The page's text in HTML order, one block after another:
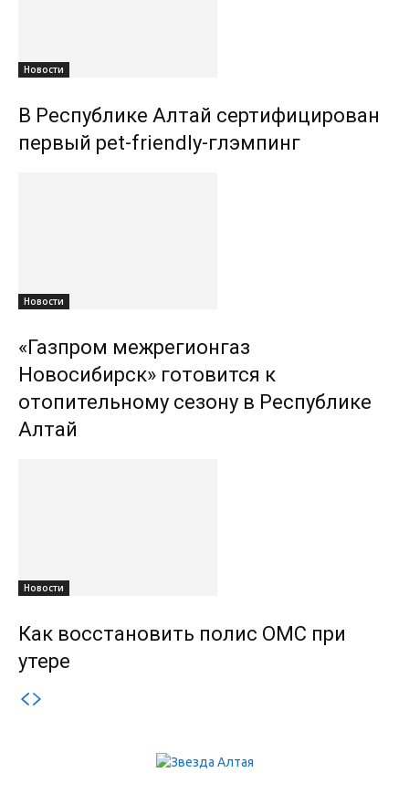
Новости
В Республике Алтай сертифицирован
первый pet-friendly-глэмпинг
Новости
«Газпром межрегионгаз
Новосибирск» готовится к
отопительному сезону в Республике
Алтай
Новости
Как восстановить полис ОМС при
утере